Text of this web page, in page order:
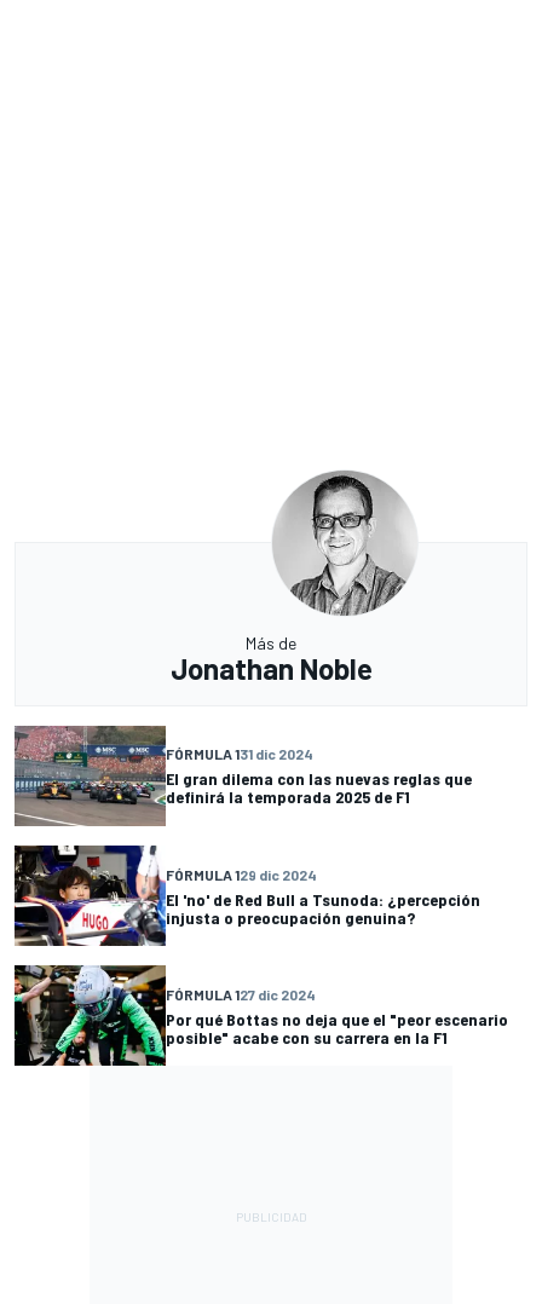
Más de
Jonathan Noble
FÓRMULA 131 dic 2024
El gran dilema con las nuevas reglas que
definirá la temporada 2025 de F1
FÓRMULA 129 dic 2024
El 'no' de Red Bull a Tsunoda: ¿percepción
injusta o preocupación genuina?
FÓRMULA 127 dic 2024
Por qué Bottas no deja que el "peor escenario
posible" acabe con su carrera en la F1